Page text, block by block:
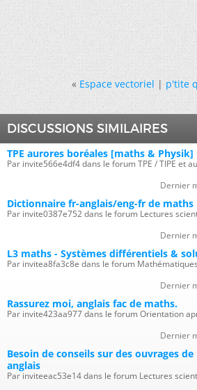
« Espace vectoriel|p'tite
DISCUSSIONS SIMILAIRES
TPE aurores boréales [maths & Physik]
Par invite566e4df4 dans le forum TPE / TIPE et
Dernier
Dictionnaire fr-anglais/eng-fr de maths
Par invite0387e752 dans le forum Lectures
Dernier
L3 maths - Systèmes différentiels &
Par invitea8fa3c8e dans le forum
Dernier
Rassurez moi, anglais fac de maths.
Par invite423aa977 dans le forum Orientation
Dernier
Besoin de conseils sur des ouvrages
anglais
Par inviteeac53e14 dans le forum Lectures